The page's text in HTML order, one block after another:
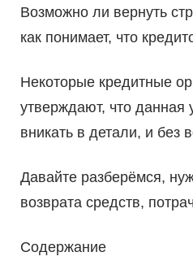
Возможно ли вернуть
как понимает, что
Некоторые кредитные
утверждают, что данная
вникать в детали, и без
Давайте разберёмся,
возврата средств,
Содержание